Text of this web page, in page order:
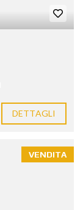
DETTAGLI
VENDITA